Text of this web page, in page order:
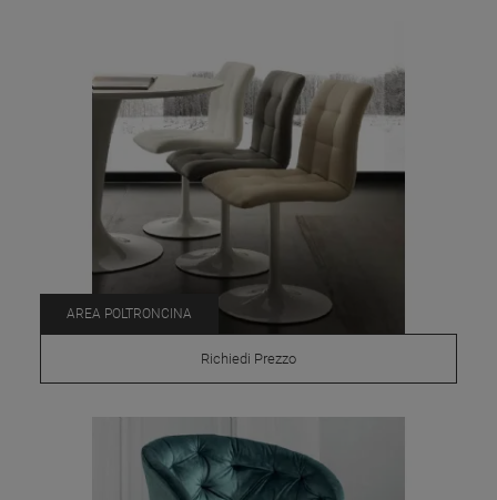
AREA POLTRONCINA
Richiedi Prezzo